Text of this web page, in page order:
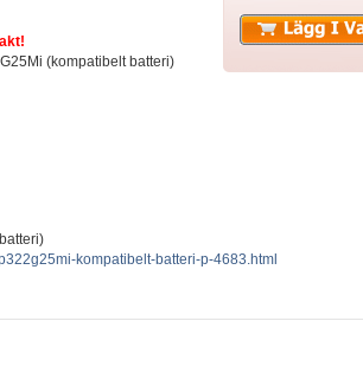
(kompatibelt batteri)
kompatibelt-batteri-p-4683.html